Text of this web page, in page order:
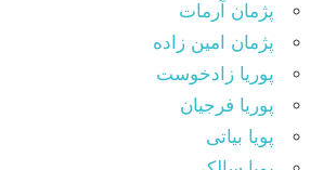
پژمان آرمات
پژمان امین زاده
پوریا زادخوست
پوریا فرجیان
پویا بیاتی